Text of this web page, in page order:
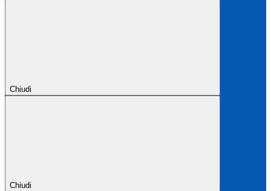
Chiudi
Chiudi